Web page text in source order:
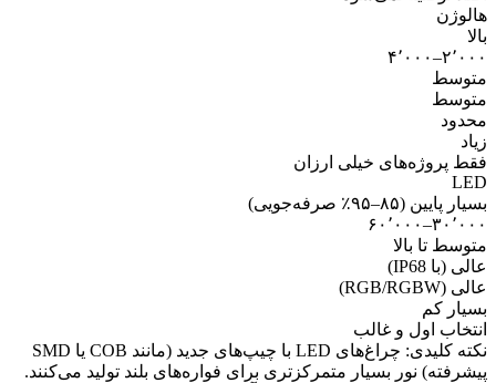
هالوژن
بالا
۲٬۰۰۰–۴٬۰۰۰
متوسط
متوسط
محدود
زیاد
فقط پروژه‌های خیلی ارزان
LED
بسیار پایین (۸۵–۹۵٪ صرفه‌جویی)
۳۰٬۰۰۰–۶۰٬۰۰۰
متوسط تا بالا
عالی (با IP68)
عالی (RGB/RGBW)
بسیار کم
انتخاب اول و غالب
نکته کلیدی: چراغ‌های LED با چیپ‌های جدید (مانند COB یا SMD
پیشرفته) نور بسیار متمرکزتری برای فواره‌های بلند تولید می‌کنند.